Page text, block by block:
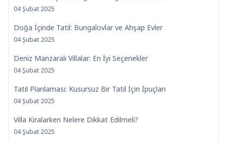
04 Şubat 2025
Doğa İçinde Tatil: Bungalovlar ve Ahşap Evler
04 Şubat 2025
Deniz Manzaralı Villalar: En İyi Seçenekler
04 Şubat 2025
Tatil Planlaması: Kusursuz Bir Tatil İçin İpuçları
04 Şubat 2025
Villa Kiralarken Nelere Dikkat Edilmeli?
04 Şubat 2025